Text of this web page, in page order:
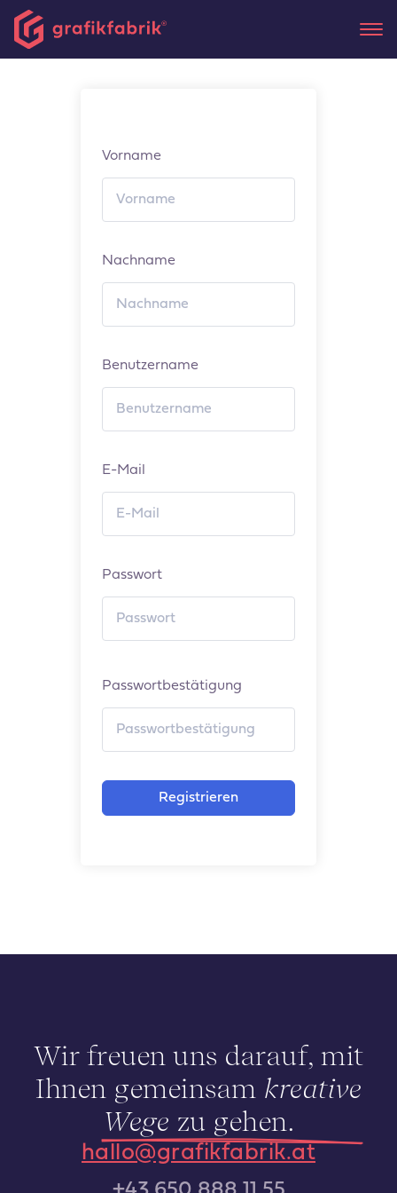
Vorname
Nachname
Benutzername
E-Mail
Passwort
Passwortbestätigung
Alternative:Registrieren
Wir freuen uns darauf, mit
Ihnen gemeinsam kreative
Wege zu gehen.
hallo@grafikfabrik.at